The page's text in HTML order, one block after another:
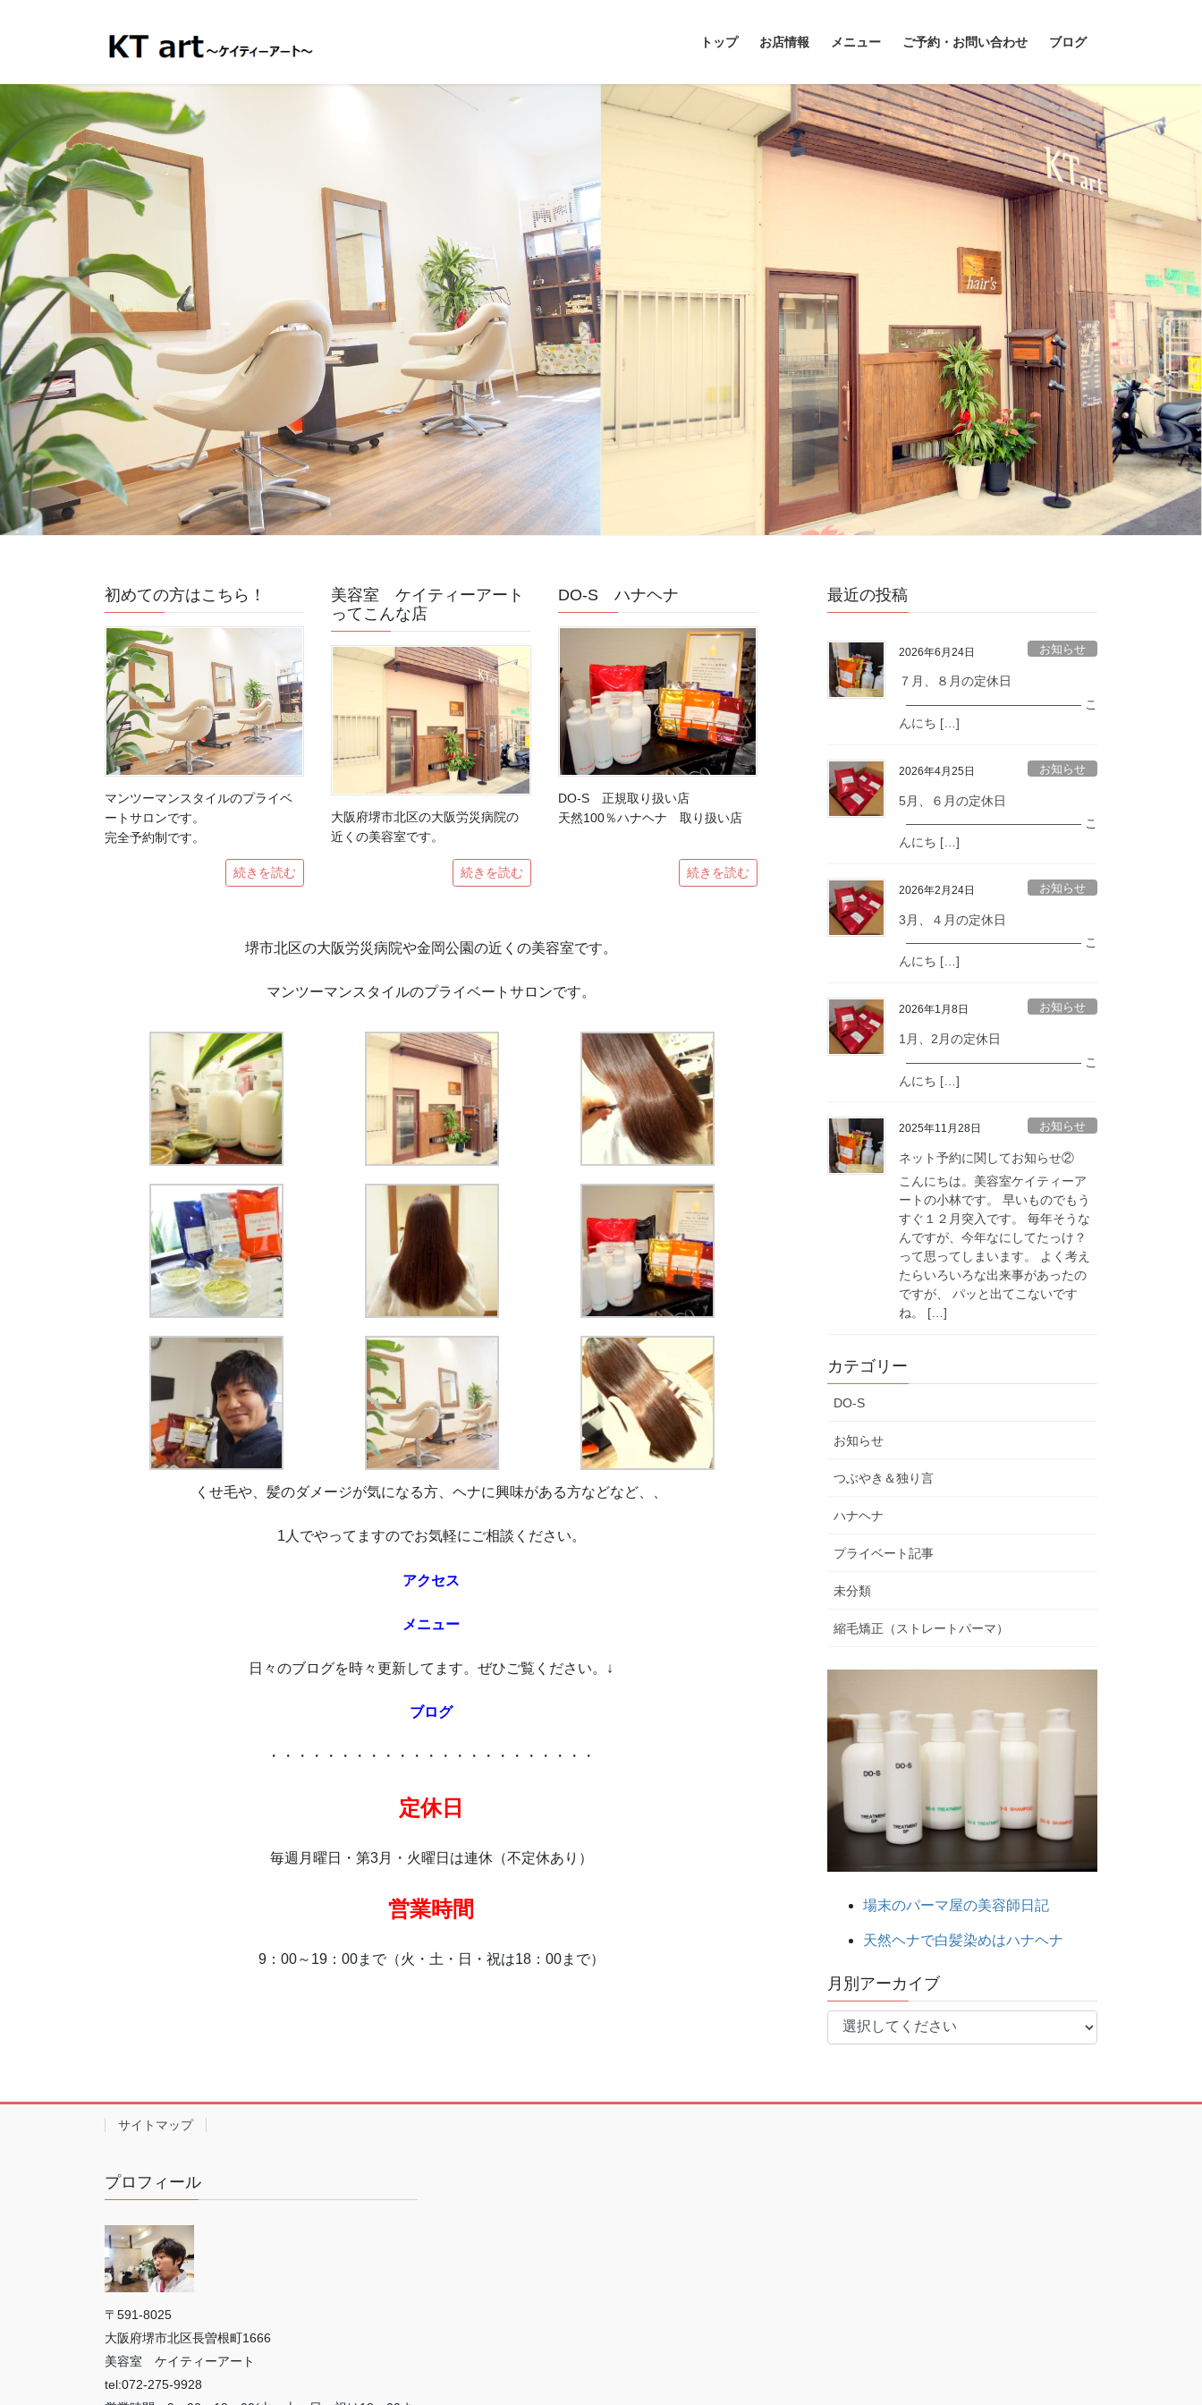
ス
キ
ッ
プ
ン
に
移
動
トップ お店情報 メニュー ご予約・お問い合わせ ブログ
初めての方はこちら！
マンツーマンスタイルのプライベ
ートサロンです。
完全予約制です。
続きを読む
美容室 ケイティーアート
ってこんな店
大阪府堺市北区の大阪労災病院の
近くの美容室です。
続きを読む
DO-S ハナヘナ
DO-S 正規取り扱い店
天然100％ハナヘナ 取り扱い店
続きを読む
堺市北区の大阪労災病院や金岡公園の近くの美容室です。
マンツーマンスタイルのプライベートサロンです。
くせ毛や、髪のダメージが気になる方、ヘナに興味がある方などなど、、
1人でやってますのでお気軽にご相談ください。
アクセス
メニュー
日々のブログを時々更新してます。ぜひご覧ください。↓
ブログ
・・・・・・・・・・・・・・・・・・・・・・・
定休日
毎週月曜日・第3月・火曜日は連休（不定休あり）
営業時間
9：00～19：00まで（火・土・日・祝は18：00まで）
最近の投稿
2026年6月24日 お知らせ
７月、８月の定休日
—————————————— こ
んにち […]
2026年4月25日 お知らせ
5月、６月の定休日
—————————————— こ
んにち […]
2026年2月24日 お知らせ
3月、４月の定休日
—————————————— こ
んにち […]
2026年1月8日 お知らせ
1月、2月の定休日
—————————————— こ
んにち […]
2025年11月28日 お知らせ
ネット予約に関してお知らせ②
こんにちは。美容室ケイティーア
ートの小林です。 早いものでもう
すぐ１２月突入です。 毎年そうな
んですが、今年なにしてたっけ？
って思ってしまいます。 よく考え
たらいろいろな出来事があったの
ですが、 パッと出てこないです
ね。 […]
カテゴリー
DO-S
お知らせ
つぶやき＆独り言
ハナヘナ
プライベート記事
未分類
縮毛矯正（ストレートパーマ）
場末のパーマ屋の美容師日記
天然ヘナで白髪染めはハナヘナ
月別アーカイブ
サイトマップ
プロフィール
〒591-8025
大阪府堺市北区長曽根町1666
美容室 ケイティーアート
tel:072-275-9928